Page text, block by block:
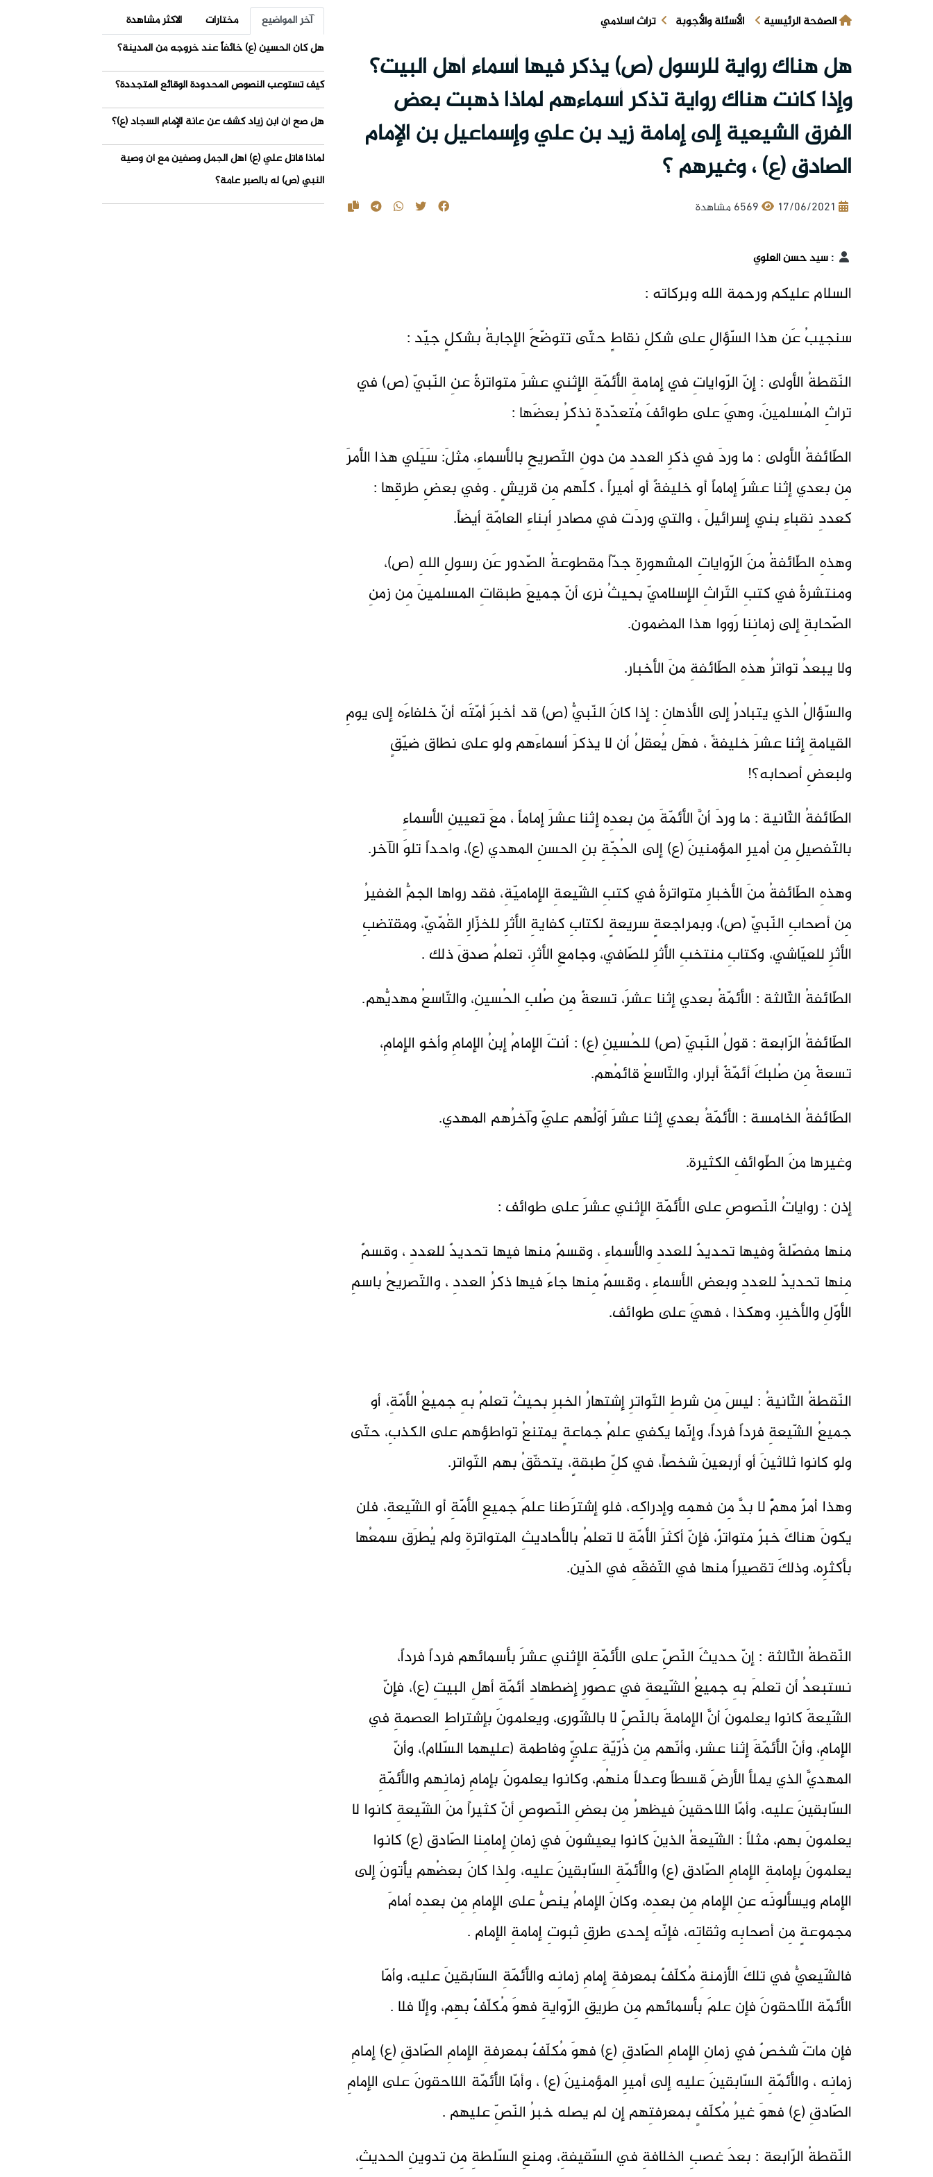
الصفحة الرئيسية الأسئلة والأجوبة تراث اسلامي
هل هناك رواية للرسول (ص) يذكر فيها أسماء أهل البيت؟
وإذا كانت هناك رواية تذكر أسماءهم لماذا ذهبت بعض
الفرق الشيعية إلى إمامة زيد بن علي وإسماعيل بن الإمام
الصادق (ع) ، وغيرهم ؟
17/06/2021 6569 مشاهدة
:سيد حسن العلوي
السلام عليكم ورحمة الله وبركاته :
سنجيبُ عَن هذا السّؤالِ على شكلِ نقاطٍ حتّى تتوضّحَ الإجابةُ بشكلٍ جيّد :
النّقطةُ الأولى : إنّ الرّواياتِ في إمامةِ الأئمّةِ الإثني عشرَ متواترةٌ عنِ النّبيّ (ص) في
تراثِ المُسلمينَ، وهيَ على طوائفَ مُتعدّدةٍ نذكرُ بعضَها :
الطّائفةُ الأولى : ما وردَ في ذكرِ العددِ من دونِ التّصريحِ بالأسماءِ، مثلَ: سَيَلي هذا الأمرَ
مِن بعدي إثنا عشرَ إماماً أو خليفةً أو أميراً ، كلّهم مِن قريشٍ . وفي بعضِ طرقِها :
كعددِ نقباءِ بني إسرائيلَ ، والتي وردَت في مصادرِ أبناءِ العامّةِ أيضاً.
وهذهِ الطّائفةُ منَ الرّواياتِ المشهورةِ جدّاً مقطوعةُ الصّدور عَن رسولِ اللهِ (ص)،
ومنتشرةٌ في كتبِ التّراثِ الإسلاميّ بحيثُ نرى أنّ جميعَ طبقاتِ المسلمينَ مِن زمنِ
الصّحابةِ إلى زمانِنا رَووا هذا المضمون.
ولا يبعدُ تواترُ هذهِ الطّائفةِ منَ الأخبار.
والسّؤالُ الذي يتبادرُ إلى الأذهانِ : إذا كانَ النّبيُّ (ص) قد أخبرَ أمّتَه أنّ خلفاءَه إلى يومِ
القيامةِ إثنا عشرَ خليفةً ، فهَل يُعقلُ أن لا يذكرَ أسماءَهم ولو على نطاق ضيّقٍ
ولبعضِ أصحابه؟!
الطّائفةُ الثّانية : ما وردَ أنَّ الأئمّةَ مِن بعدِه إثنا عشرَ إماماً ، معَ تعيينِ الأسماءِ
بالتّفصيلِ مِن أميرِ المؤمنينَ (ع) إلى الحُجّةِ بنِ الحسنِ المهدي (ع)، واحداً تلوَ الآخر.
وهذهِ الطّائفةُ منَ الأخبارِ متواترةٌ في كتبِ الشّيعةِ الإماميّةِ، فقد رواها الجمُّ الغفيرُ
مِن أصحابِ النّبيّ (ص)، وبمراجعةٍ سريعةٍ لكتابِ كفايةِ الأثرِ للخزّارِ القُمّيّ، ومقتضبِ
الأثرِ للعيّاشي، وكتابِ منتخبِ الأثرِ للصّافي، وجامعِ الأثرِ، تعلمُ صدقَ ذلك .
الطّائفةُ الثّالثة : الأئمّةُ بعدي إثنا عشرَ، تسعةٌ مِن صُلبِ الحُسينِ، والتّاسعُ مهديُّهم.
الطّائفةُ الرّابعة : قولُ النّبيّ (ص) للحُسينِ (ع) : أنتَ الإمامُ إبنُ الإمامِ وأخو الإمامِ،
تسعةٌ مِن صُلبكَ أئمّةٌ أبرار، والتّاسعُ قائمُهم.
الطّائفةُ الخامسة : الأئمّةُ بعدي إثنا عشرَ أوّلُهم عليّ وآخرُهم المهدي.
وغيرها منَ الطّوائفِ الكثيرة.
إذن : رواياتُ النّصوصِ على الأئمّةِ الإثني عشرَ على طوائف :
منها مفصّلةٌ وفيها تحديدٌ للعددِ والأسماءِ ، وقسمٌ منها فيها تحديدٌ للعددِ ، وقسمٌ
مِنها تحديدٌ للعددِ وبعض الأسماءِ ، وقسمٌ مِنها جاءَ فيها ذكرُ العددِ ، والتّصريحُ باسمِ
الأوّلِ والأخيرِ، وهكذا ، فهيَ على طوائف.
النّقطةُ الثّانيةُ : ليسَ مِن شرطِ التّواترِ إشتهارُ الخبرِ بحيثُ تعلمُ بهِ جميعُ الأمّةِ، أو
جميعُ الشّيعةِ فرداً فرداً، وإنّما يكفي علمُ جماعةٍ يمتنعُ تواطؤهم على الكذبِ، حتّى
ولو كانوا ثلاثينَ أو أربعينَ شخصاً، في كلِّ طبقةٍ، يتحقّقُ بهم التّواتر.
وهذا أمرٌ مهمٌّ لا بدَّ مِن فهمِه وإدراكِه، فلو إشترَطنا علمَ جميعِ الأمّةِ أو الشّيعةِ، فلن
يكونَ هناكَ خبرٌ متواترٌ، فإنّ أكثرَ الأمّةِ لا تعلمُ بالأحاديثِ المتواترةِ ولم يُطرَق سمعُها
بأكثرِه، وذلكَ تقصيراً منها في التّفقّهِ في الدّين.
النّقطةُ الثّالثة : إنّ حديثَ النّصِّ على الأئمّةِ الإثني عشرَ بأسمائهم فرداً فرداً،
نستبعدُ أن تعلمَ بهِ جميعُ الشّيعةِ في عصورِ إضطهادِ أئمّةِ أهلِ البيتِ (ع)، فإنّ
الشّيعةَ كانوا يعلمونَ أنَّ الإمامةَ بالنّصِّ لا بالشّورى، ويعلمونَ بإشتراطِ العصمةِ في
الإمامِ، وأنّ الأئمّةَ إثنا عشر، وأنّهم مِن ذُرّيّةِ عليٍّ وفاطمة (عليهما السّلام)، وأنّ
المهديَّ الذي يملأ الأرضَ قسطاً وعدلاً منهُم، وكانوا يعلمونَ بإمامِ زمانِهم والأئمّةِ
السّابقينَ عليه، وأمّا اللاحقينَ فيظهرُ مِن بعضِ النّصوصِ أنّ كثيراً منَ الشّيعةِ كانوا لا
يعلمونَ بهم، مثلاً : الشّيعةُ الذينَ كانوا يعيشونَ في زمانِ إمامِنا الصّادق (ع) كانوا
يعلمونَ بإمامةِ الإمامِ الصّادق (ع) والأئمّةِ السّابقينَ عليه، ولِذا كانَ بعضُهم يأتونَ إلى
الإمام ويسألونَه عنِ الإمام مِن بعدِه، وكانَ الإمامُ ينصُّ على الإمامِ مِن بعدِه أمامَ
مجموعةٍ مِن أصحابِه وثقاتِه، فإنّه إحدى طرقِ ثبوتِ إمامةِ الإمام .
فالشّيعيُّ في تلكَ الأزمنةِ مُكلّفٌ بمعرفةِ إمامِ زمانِه والأئمّةِ السّابقينَ عليه، وأمّا
الأئمّة اللّاحقونَ فإن علمَ بأسمائهم مِن طريقِ الرّوايةِ فهوَ مُكلّفٌ بهِم، وإلّا فلا .
فإن ماتَ شخصٌ في زمانِ الإمامِ الصّادقِ (ع) فهوَ مُكلّفٌ بمعرفةِ الإمامِ الصّادقِ (ع) إمامِ
زمانِه ، والأئمّةِ السّابقينَ عليه إلى أميرِ المؤمنينَ (ع) ، وأمّا الأئمّة اللاحقونَ على الإمامِ
الصّادقِ (ع) فهوَ غيرُ مُكلّفٍ بمعرفتِهم إن لم يصله خبرُ النّصِّ عليهم .
النّقطةُ الرّابعة : بعدَ غصبِ الخلافةِ في السّقيفةِ، ومنعِ السّلطةِ مِن تدوينِ الحديثِ،
آخر المواضيع مختارات
الاكثر مشاهدة
هل كان الحسين (ع) خائفاً عند خروجه من المدينة؟
كيف تستوعب النصوص المحدودة الوقائع المتجددة؟
هل صح أن ابن زياد كشف عن عانة الإمام السجاد (ع)؟
لماذا قاتل علي (ع) أهل الجمل وصفين مع أن وصية
النبي (ص) له بالصبر عامة؟